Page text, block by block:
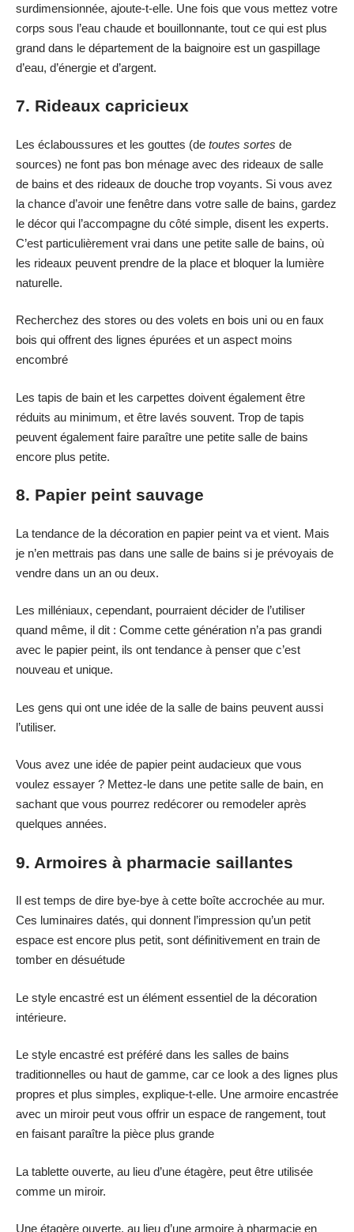
surdimensionnée, ajoute-t-elle. Une fois que vous mettez votre
corps sous l’eau chaude et bouillonnante, tout ce qui est plus
grand dans le département de la baignoire est un gaspillage
d’eau, d’énergie et d’argent.
7. Rideaux capricieux
Les éclaboussures et les gouttes (de toutes sortes de
sources) ne font pas bon ménage avec des rideaux de salle
de bains et des rideaux de douche trop voyants. Si vous avez
la chance d’avoir une fenêtre dans votre salle de bains, gardez
le décor qui l’accompagne du côté simple, disent les experts.
C’est particulièrement vrai dans une petite salle de bains, où
les rideaux peuvent prendre de la place et bloquer la lumière
naturelle.
Recherchez des stores ou des volets en bois uni ou en faux
bois qui offrent des lignes épurées et un aspect moins
encombré
Les tapis de bain et les carpettes doivent également être
réduits au minimum, et être lavés souvent. Trop de tapis
peuvent également faire paraître une petite salle de bains
encore plus petite.
8. Papier peint sauvage
La tendance de la décoration en papier peint va et vient. Mais
je n’en mettrais pas dans une salle de bains si je prévoyais de
vendre dans un an ou deux.
Les milléniaux, cependant, pourraient décider de l’utiliser
quand même, il dit : Comme cette génération n’a pas grandi
avec le papier peint, ils ont tendance à penser que c’est
nouveau et unique.
Les gens qui ont une idée de la salle de bains peuvent aussi
l’utiliser.
Vous avez une idée de papier peint audacieux que vous
voulez essayer ? Mettez-le dans une petite salle de bain, en
sachant que vous pourrez redécorer ou remodeler après
quelques années.
9. Armoires à pharmacie saillantes
Il est temps de dire bye-bye à cette boîte accrochée au mur.
Ces luminaires datés, qui donnent l’impression qu’un petit
espace est encore plus petit, sont définitivement en train de
tomber en désuétude
Le style encastré est un élément essentiel de la décoration
intérieure.
Le style encastré est préféré dans les salles de bains
traditionnelles ou haut de gamme, car ce look a des lignes plus
propres et plus simples, explique-t-elle. Une armoire encastrée
avec un miroir peut vous offrir un espace de rangement, tout
en faisant paraître la pièce plus grande
La tablette ouverte, au lieu d’une étagère, peut être utilisée
comme un miroir.
Une étagère ouverte, au lieu d’une armoire à pharmacie en